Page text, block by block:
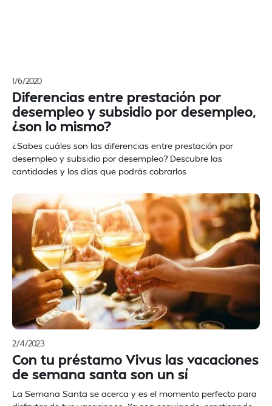
1/6/2020
Diferencias entre prestación por
desempleo y subsidio por desempleo,
¿son lo mismo?
¿Sabes cuáles son las diferencias entre prestación por
desempleo y subsidio por desempleo? Descubre las
cantidades y los días que podrás cobrarlos
2/4/2023
Con tu préstamo Vivus las vacaciones
de semana santa son un sí
La Semana Santa se acerca y es el momento perfecto para